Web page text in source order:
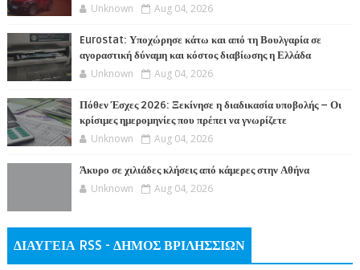
Unknown Aug 04, 2026
Eurostat: Υποχώρησε κάτω και από τη Βουλγαρία σε
αγοραστική δύναμη και κόστος διαβίωσης η Ελλάδα
Unknown Aug 04, 2026
Πόθεν Έσχες 2026: Ξεκίνησε η διαδικασία υποβολής – Οι
κρίσιμες ημερομηνίες που πρέπει να γνωρίζετε
Unknown Aug 04, 2026
Άκυρο σε χιλιάδες κλήσεις από κάμερες στην Αθήνα
Unknown Aug 04, 2026
ΔΙΑΥΓΕΙΑ RSS - ΔΗΜΟΣ ΒΡΙΛΗΣΣΙΩΝ